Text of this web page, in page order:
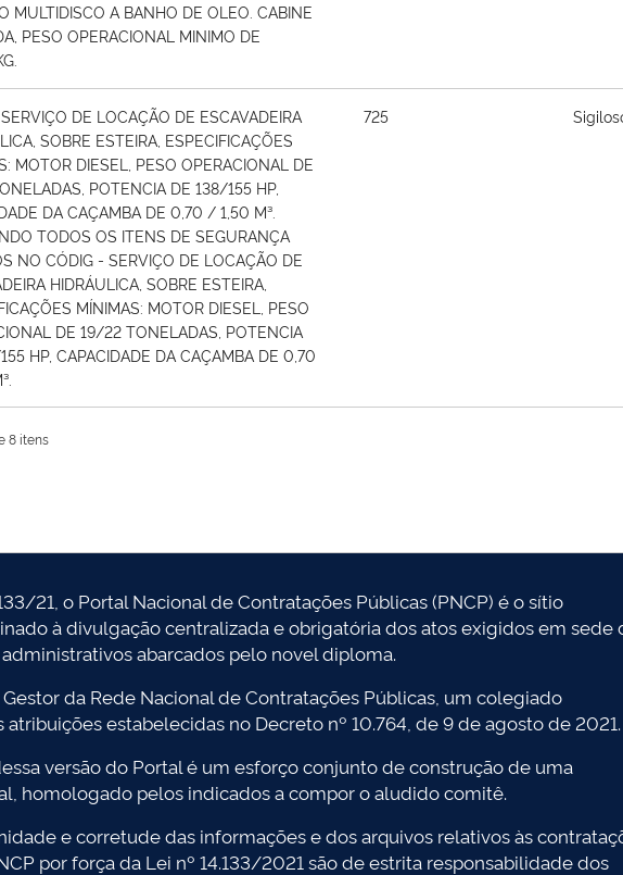
MULTIDISCO A BANHO DE OLEO. CABINE
PESO OPERACIONAL MINIMO DE
DE LOCAÇÃO DE ESCAVADEIRA
SOBRE ESTEIRA, ESPECIFICAÇÕES
MOTOR DIESEL, PESO OPERACIONAL DE
POTENCIA DE 138/155 HP,
DA CAÇAMBA DE 0,70 / 1,50 M³.
TODOS OS ITENS DE SEGURANÇA
NO CÓDIG - SERVIÇO DE LOCAÇÃO DE
HIDRÁULICA, SOBRE ESTEIRA,
MÍNIMAS: MOTOR DIESEL, PESO
DE 19/22 TONELADAS, POTENCIA
HP, CAPACIDADE DA CAÇAMBA DE 0,70
725
8 itens
21, o Portal Nacional de Contratações Públicas (PNCP) é o sítio
à divulgação centralizada e obrigatória dos atos exigidos em sede
abarcados pelo novel diploma.
da Rede Nacional de Contratações Públicas, um colegiado
estabelecidas no Decreto nº 10.764, de 9 de agosto de 2021.
versão do Portal é um esforço conjunto de construção de uma
homologado pelos indicados a compor o aludido comitê.
e corretude das informações e dos arquivos relativos às
por força da Lei nº 14.133/2021 são de estrita responsabilidade dos